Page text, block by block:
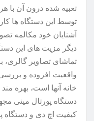
تعبیه شده درون آن با
توسط این دستگاه ها
آشنایان خود مکالمه
دیگر مزیت های این
تماشای تصاویر گالری،
واقعیت افزوده و
خانه آنها است، بهره